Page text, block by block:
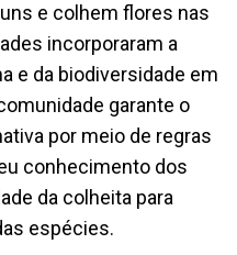
e colhem flores nas
incorporaram a
e da biodiversidade em
garante o
por meio de regras
conhecimento dos
da colheita para
espécies.